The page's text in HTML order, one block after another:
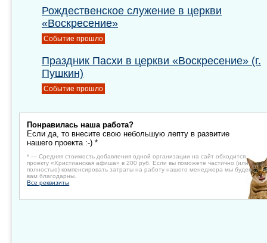
Рождественское служение в церкви
«Воскресение»
Событие прошло
Праздник Пасхи в церкви «Воскресение» (г.
Пушкин)
Событие прошло
Понравилась наша работа?
Если да, то внесите свою небольшую лепту в развитие
нашего проекта :-) *
* — Средняя стоимость добавления одной организации на сайт обходится
проекту «Христианская афиша» в 200 руб. Если вы поможете частично (или
полностью) компенсировать затраты на работу нашего менеджера мы будем
вам благодарны.
Все реквизиты